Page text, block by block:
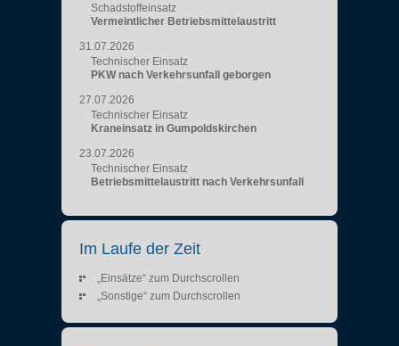
Schadstoffeinsatz
Vermeintlicher Betriebsmittelaustritt
31.07.2026
Technischer Einsatz
PKW nach Verkehrsunfall geborgen
27.07.2026
Technischer Einsatz
Kraneinsatz in Gumpoldskirchen
23.07.2026
Technischer Einsatz
Betriebsmittelaustritt nach Verkehrsunfall
Im Laufe der Zeit
„Einsätze“ zum Durchscrollen
„Sonstige“ zum Durchscrollen